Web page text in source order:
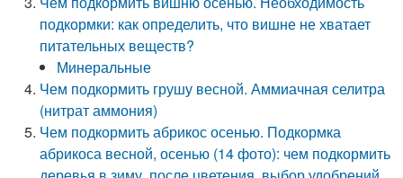
подкормки: как определить, что вишне не хватает
питательных веществ?
Минеральные
Чем подкормить грушу весной. Аммиачная селитра
(нитрат аммония)
Чем подкормить абрикос осенью. Подкормка
абрикоса весной, осенью (14 фото): чем подкормить